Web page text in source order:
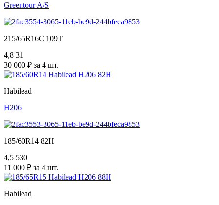
Greentour A/S
215/65R16C 109T
4,8 31
30 000 ₽ за 4 шт.
Habilead
H206
185/60R14 82H
4,5 530
11 000 ₽ за 4 шт.
Habilead